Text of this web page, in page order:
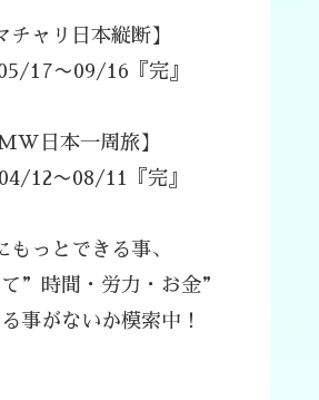
チャリ日本縦断】
17〜09/16『完』
日本一周旅】
12〜08/11『完』
もっとできる事、
”時間・労力・お金”
事がないか模索中！